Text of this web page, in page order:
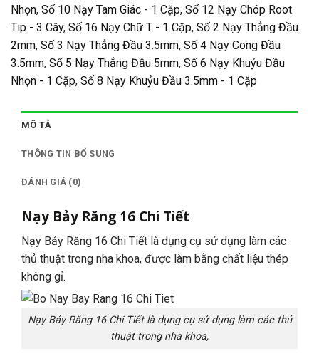
Nhọn, Số 10 Nạy Tam Giác - 1 Cặp, Số 12 Nạy Chóp Root
Tip - 3 Cây, Số 16 Nạy Chữ T - 1 Cặp, Số 2 Nạy Thẳng Đầu
2mm, Số 3 Nạy Thẳng Đầu 3.5mm, Số 4 Nạy Cong Đầu
3.5mm, Số 5 Nạy Thẳng Đầu 5mm, Số 6 Nạy Khuỷu Đầu
Nhọn - 1 Cặp, Số 8 Nạy Khuỷu Đầu 3.5mm - 1 Cặp
MÔ TẢ
THÔNG TIN BỔ SUNG
ĐÁNH GIÁ (0)
Nạy Bảy Răng 16 Chi Tiết
Nạy Bảy Răng 16 Chi Tiết là dụng cụ sử dụng làm các
thủ thuật trong nha khoa, được làm bằng chất liệu thép
không gỉ.
Nạy Bảy Răng 16 Chi Tiết là dụng cụ sử dụng làm các thủ
thuật trong nha khoa,